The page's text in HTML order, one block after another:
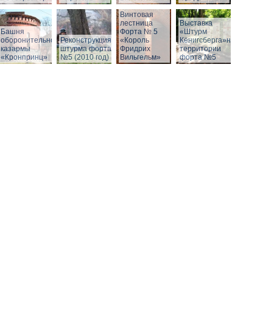
Башня
оборонительной
казармы
«Кронпринц»
Реконструкция
штурма форта
№5 (2010 год)
Винтовая
лестница
Форта № 5
«Король
Фридрих
Вильгельм»
Выставка
«Штурм
Кёнигсберга»на
территории
форта №5